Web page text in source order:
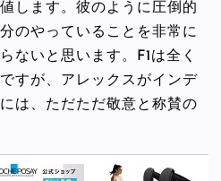
します。彼のように圧倒的
のやっていることを非常に
ないと思います。F1は全く
すが、アレックスがインデ
は、ただただ敬意と称賛の